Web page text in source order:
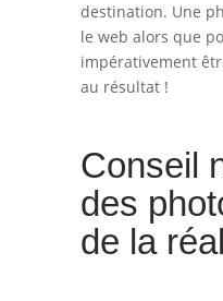
destination. Une
le web alors que
impérativement
au résultat !
Conseil
des
de la